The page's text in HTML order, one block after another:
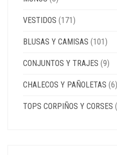
VESTIDOS (171)
BLUSAS Y CAMISAS (101)
CONJUNTOS Y TRAJES (9)
CHALECOS Y PAÑOLETAS (6)
TOPS CORPIÑOS Y CORSES